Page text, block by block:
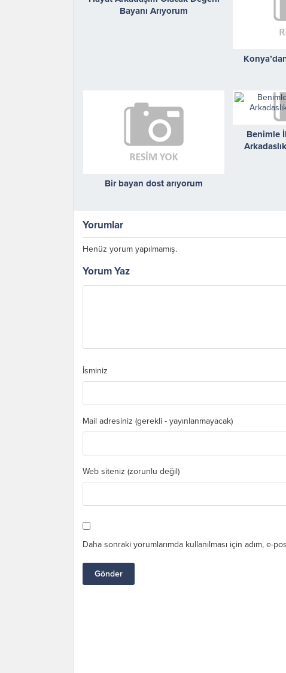
Bayanı Arıyorum
Bir bayan dost arıyorum
Benimle
Yorumlar
Henüz yorum yapılmamış.
Yorum Yaz
İsminiz
Mail adresiniz (gerekli - yayınlanmayacak)
Web siteniz (zorunlu değil)
Daha sonraki yorumlarımda kullanılması için adım, e-